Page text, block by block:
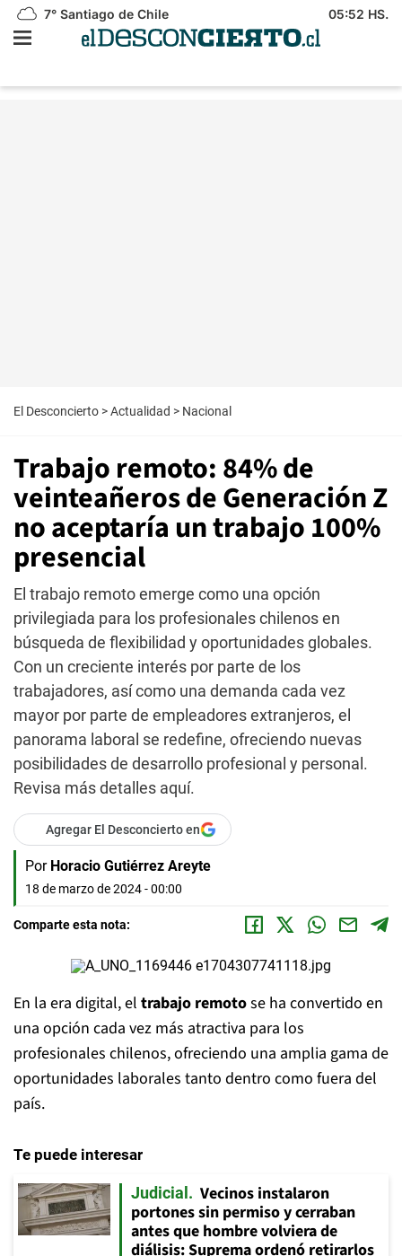
7° Santiago de Chile 05:52 HS.
El Desconcierto >Actualidad > Nacional
Trabajo remoto: 84% de
veinteañeros de Generación Z
no aceptaría un trabajo 100%
presencial
El trabajo remoto emerge como una opción
privilegiada para los profesionales chilenos en
búsqueda de flexibilidad y oportunidades globales.
Con un creciente interés por parte de los
trabajadores, así como una demanda cada vez
mayor por parte de empleadores extranjeros, el
panorama laboral se redefine, ofreciendo nuevas
posibilidades de desarrollo profesional y personal.
Revisa más detalles aquí.
Agregar El Desconcierto en
Por Horacio Gutiérrez Areyte
18 de marzo de 2024 - 00:00
Comparte esta nota:
En la era digital, el trabajo remotose ha convertido en
una opción cada vez más atractiva para los
profesionales chilenos, ofreciendo una amplia gama de
oportunidades laborales tanto dentro como fuera del
país.
Te puede interesar
Judicial
Vecinos instalaron
portones sin permiso y cerraban
antes que hombre volviera de
diálisis: Suprema ordenó retirarlos